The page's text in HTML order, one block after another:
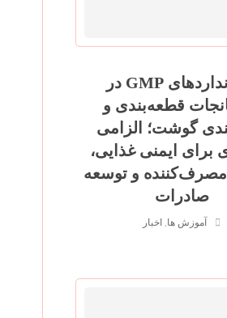
استانداردهای GMP در
قطعه‌بندی و
گوشت؛ الزامی
برای ایمنی غذایی،
و توسعه
صادرات
آموزش ها, اخبار